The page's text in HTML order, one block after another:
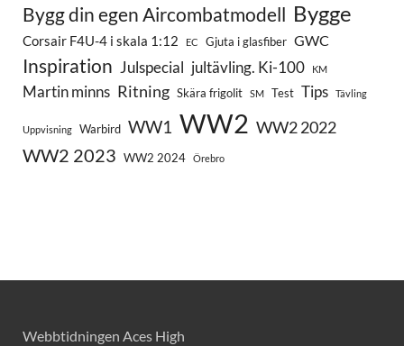
Bygg din egen Aircombatmodell Bygge
Corsair F4U-4 i skala 1:12 EC Gjuta i glasfiber GWC
Inspiration Julspecial jultävling. Ki-100 KM
Martin minns Ritning Skära frigolit SM Test Tips Tävling
Uppvisning Warbird WW1 WW2 WW2 2022
WW2 2023 WW2 2024 Örebro
Webbtidningen Aces High